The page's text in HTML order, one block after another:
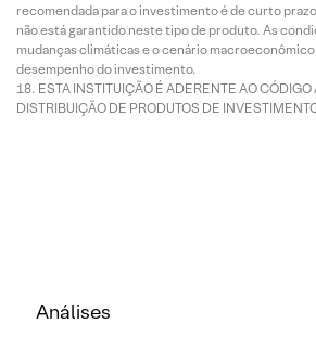
recomendada para o investimento é de curto
não está garantido neste tipo de produto. As
mudanças climáticas e o cenário
desempenho do investimento.
ESTA INSTITUIÇÃO É ADERENTE AO
DISTRIBUIÇÃO DE PRODUTOS DE
Análises